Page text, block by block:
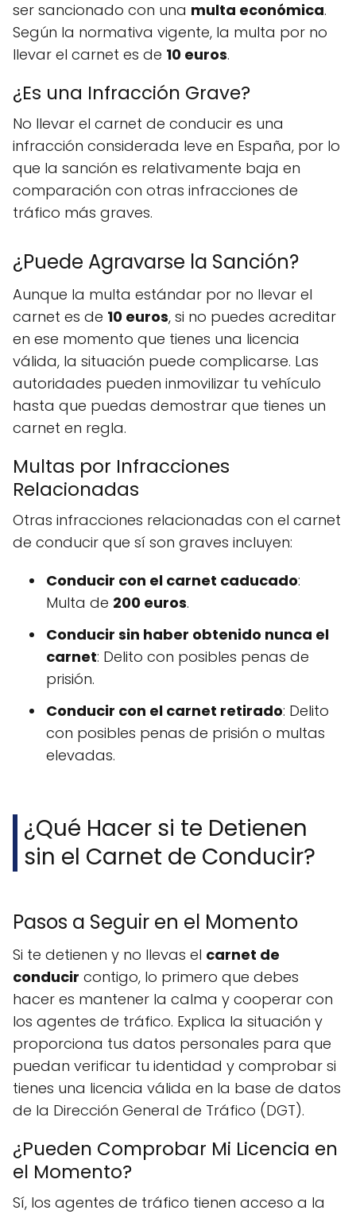
ser sancionado con una multa económica.
Según la normativa vigente, la multa por no
llevar el carnet es de 10 euros.
¿Es una Infracción Grave?
No llevar el carnet de conducir es una
infracción considerada leve en España, por lo
que la sanción es relativamente baja en
comparación con otras infracciones de
tráfico más graves.
¿Puede Agravarse la Sanción?
Aunque la multa estándar por no llevar el
carnet es de 10 euros, si no puedes acreditar
en ese momento que tienes una licencia
válida, la situación puede complicarse. Las
autoridades pueden inmovilizar tu vehículo
hasta que puedas demostrar que tienes un
carnet en regla.
Multas por Infracciones
Relacionadas
Otras infracciones relacionadas con el carnet
de conducir que sí son graves incluyen:
Conducir con el carnet caducado:
Multa de 200 euros.
Conducir sin haber obtenido nunca el
carnet: Delito con posibles penas de
prisión.
Conducir con el carnet retirado: Delito
con posibles penas de prisión o multas
elevadas.
¿Qué Hacer si te Detienen
sin el Carnet de Conducir?
Pasos a Seguir en el Momento
Si te detienen y no llevas el carnet de
conducir contigo, lo primero que debes
hacer es mantener la calma y cooperar con
los agentes de tráfico. Explica la situación y
proporciona tus datos personales para que
puedan verificar tu identidad y comprobar si
tienes una licencia válida en la base de datos
de la Dirección General de Tráfico (DGT).
¿Pueden Comprobar Mi Licencia en
el Momento?
Sí, los agentes de tráfico tienen acceso a la